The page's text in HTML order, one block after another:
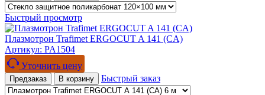
Быстрый просмотр
Плазмотрон Trafimet ERGOCUT A 141 (CA)
Артикул: PA1504
Уточнить цену
Предзаказ В корзину Быстрый заказ